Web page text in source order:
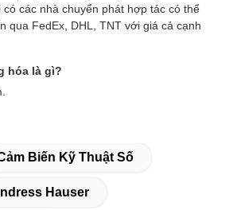
có các nhà chuyển phát hợp tác có thể
qua FedEx, DHL, TNT với giá cả cạnh
hóa là gì?
Biến Kỹ Thuật Số
Hauser